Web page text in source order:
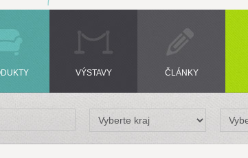
VÝSTAVY ČLÁNKY